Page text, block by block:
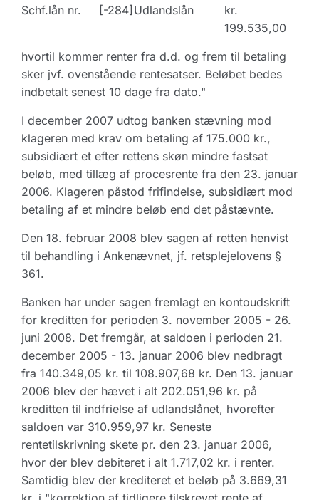
Schf.lån nr. [-284] Udlandslån
kr.
199.535,00
hvortil kommer renter fra d.d. og frem til betaling
sker jvf. ovenstående rentesatser. Beløbet bedes
indbetalt senest 10 dage fra dato."
I december 2007 udtog banken stævning mod
klageren med krav om betaling af 175.000 kr.,
subsidiært et efter rettens skøn mindre fastsat
beløb, med tillæg af procesrente fra den 23. januar
2006. Klageren påstod frifindelse, subsidiært mod
betaling af et mindre beløb end det påstævnte.
Den 18. februar 2008 blev sagen af retten henvist
til behandling i Ankenævnet, jf. retsplejelovens §
361.
Banken har under sagen fremlagt en kontoudskrift
for kreditten for perioden 3. november 2005 - 26.
juni 2008. Det fremgår, at saldoen i perioden 21.
december 2005 - 13. januar 2006 blev nedbragt
fra 140.349,05 kr. til 108.907,68 kr. Den 13. januar
2006 blev der hævet i alt 202.051,96 kr. på
kreditten til indfrielse af udlandslånet, hvorefter
saldoen var 310.959,97 kr. Seneste
rentetilskrivning skete pr. den 23. januar 2006,
hvor der blev debiteret i alt 1.717,02 kr. i renter.
Samtidig blev der krediteret et beløb på 3.669,31